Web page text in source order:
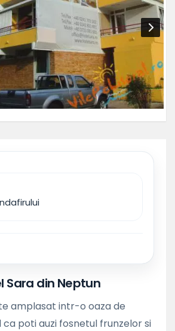
Sara din Neptun
amplasat intr-o oaza de
poti auzi fosnetul frunzelor si